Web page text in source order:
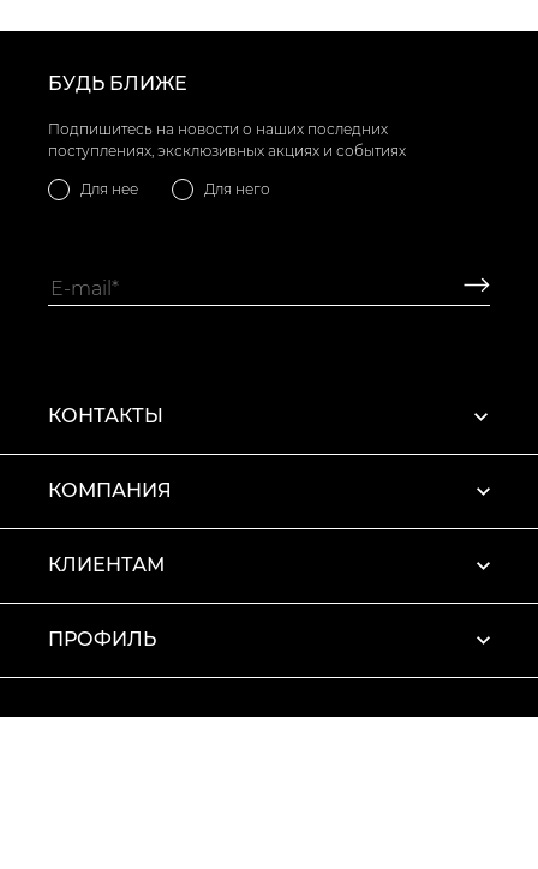
БУДЬ БЛИЖЕ
Подпишитесь на новости о наших последних
поступлениях, эксклюзивных акциях и событиях
Для нее Для него
КОНТАКТЫ
КОМПАНИЯ
КЛИЕНТАМ
ПРОФИЛЬ